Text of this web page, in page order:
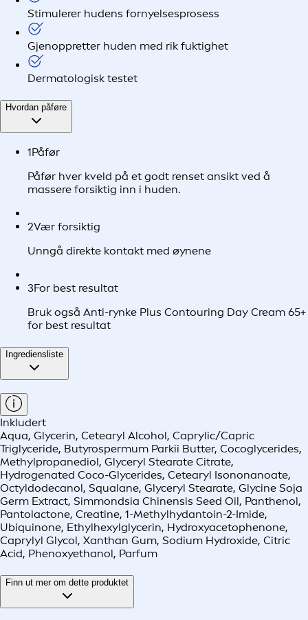
Stimulerer hudens fornyelsesprosess
Gjenoppretter huden med rik fuktighet
Dermatologisk testet
Hvordan påføre
1Påfør
Påfør hver kveld på et godt renset ansikt ved å
massere forsiktig inn i huden.
2Vær forsiktig
Unngå direkte kontakt med øynene
3For best resultat
Bruk også Anti-rynke Plus Contouring Day Cream 65+
for best resultat
Ingrediensliste
Inkludert
Aqua, Glycerin, Cetearyl Alcohol, Caprylic/Capric
Triglyceride, Butyrospermum Parkii Butter, Cocoglycerides,
Methylpropanediol, Glyceryl Stearate Citrate,
Hydrogenated Coco-Glycerides, Cetearyl Isononanoate,
Octyldodecanol, Squalane, Glyceryl Stearate, Glycine Soja
Germ Extract, Simmondsia Chinensis Seed Oil, Panthenol,
Pantolactone, Creatine, 1-Methylhydantoin-2-Imide,
Ubiquinone, Ethylhexylglycerin, Hydroxyacetophenone,
Caprylyl Glycol, Xanthan Gum, Sodium Hydroxide, Citric
Acid, Phenoxyethanol, Parfum
Finn ut mer om dette produktet